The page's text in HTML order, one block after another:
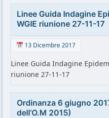
Linee Guida Indagine
WGIE riunione 27-11-17
13 Dicembre 2017
Linee Guida Indagine
riunione 27-11-17
Ordinanza 6 giugno
dell’O.M 2015)